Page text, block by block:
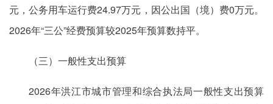
元，公务用车运行费24.97万元，因公出国（境）费0万元。
2026年“三公”经费预算较2025年预算数持平。
（三）一般性支出预算
2026年洪江市城市管理和综合执法局一般性支出预算